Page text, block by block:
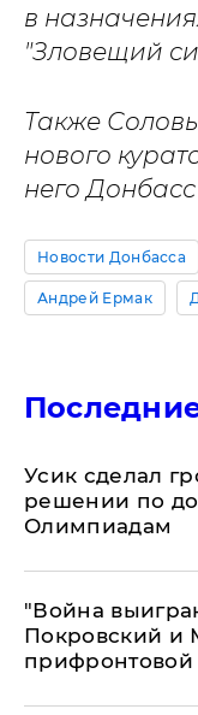
в
"Зловещий
Также
нового
него
Новости Донбасса
Андрей Ермак
Усик сделал
решении по
Олимпиадам
"Война
Покровский и
прифронтовой